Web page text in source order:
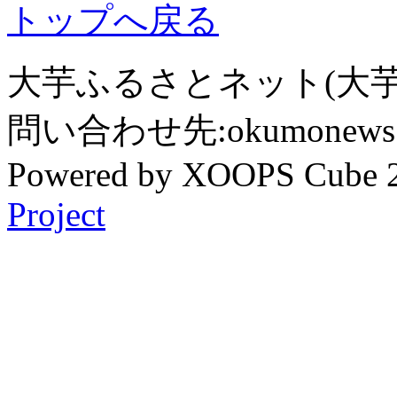
トップへ戻る
大芋ふるさとネット(大
問い合わせ先
Powered by XOOPS
Project